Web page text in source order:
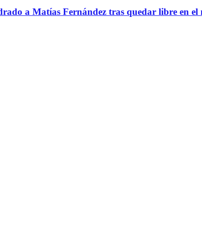
a Matías Fernández tras quedar libre en el